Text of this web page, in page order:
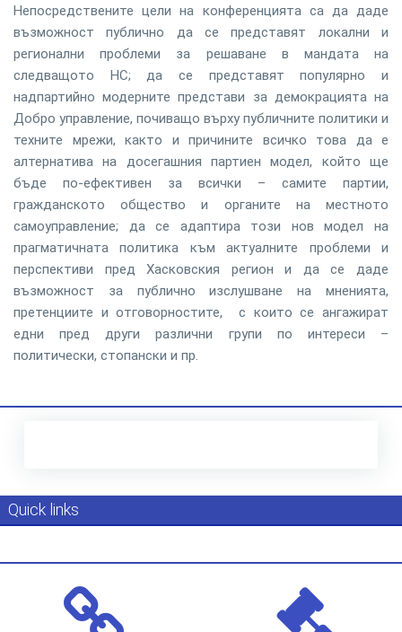
Непосредствените цели на конференцията са да даде
възможност публично да се представят локални и
регионални проблеми за решаване в мандата на
следващото НС; да се представят популярно и
надпартийно модерните представи за демокрацията на
Добро управление, почиващо върху публичните политики и
техните мрежи, както и причините всичко това да е
алтернатива на досегашния партиен модел, който ще
бъде по-ефективен за всички – самите партии,
гражданското общество и органите на местното
самоуправление; да се адаптира този нов модел на
прагматичната политика към актуалните проблеми и
перспективи пред Хасковския регион и да се даде
възможност за публично изслушване на мненията,
претенциите и отговорностите, с които се ангажират
едни пред други различни групи по интереси –
политически, стопански и пр.
Quick links